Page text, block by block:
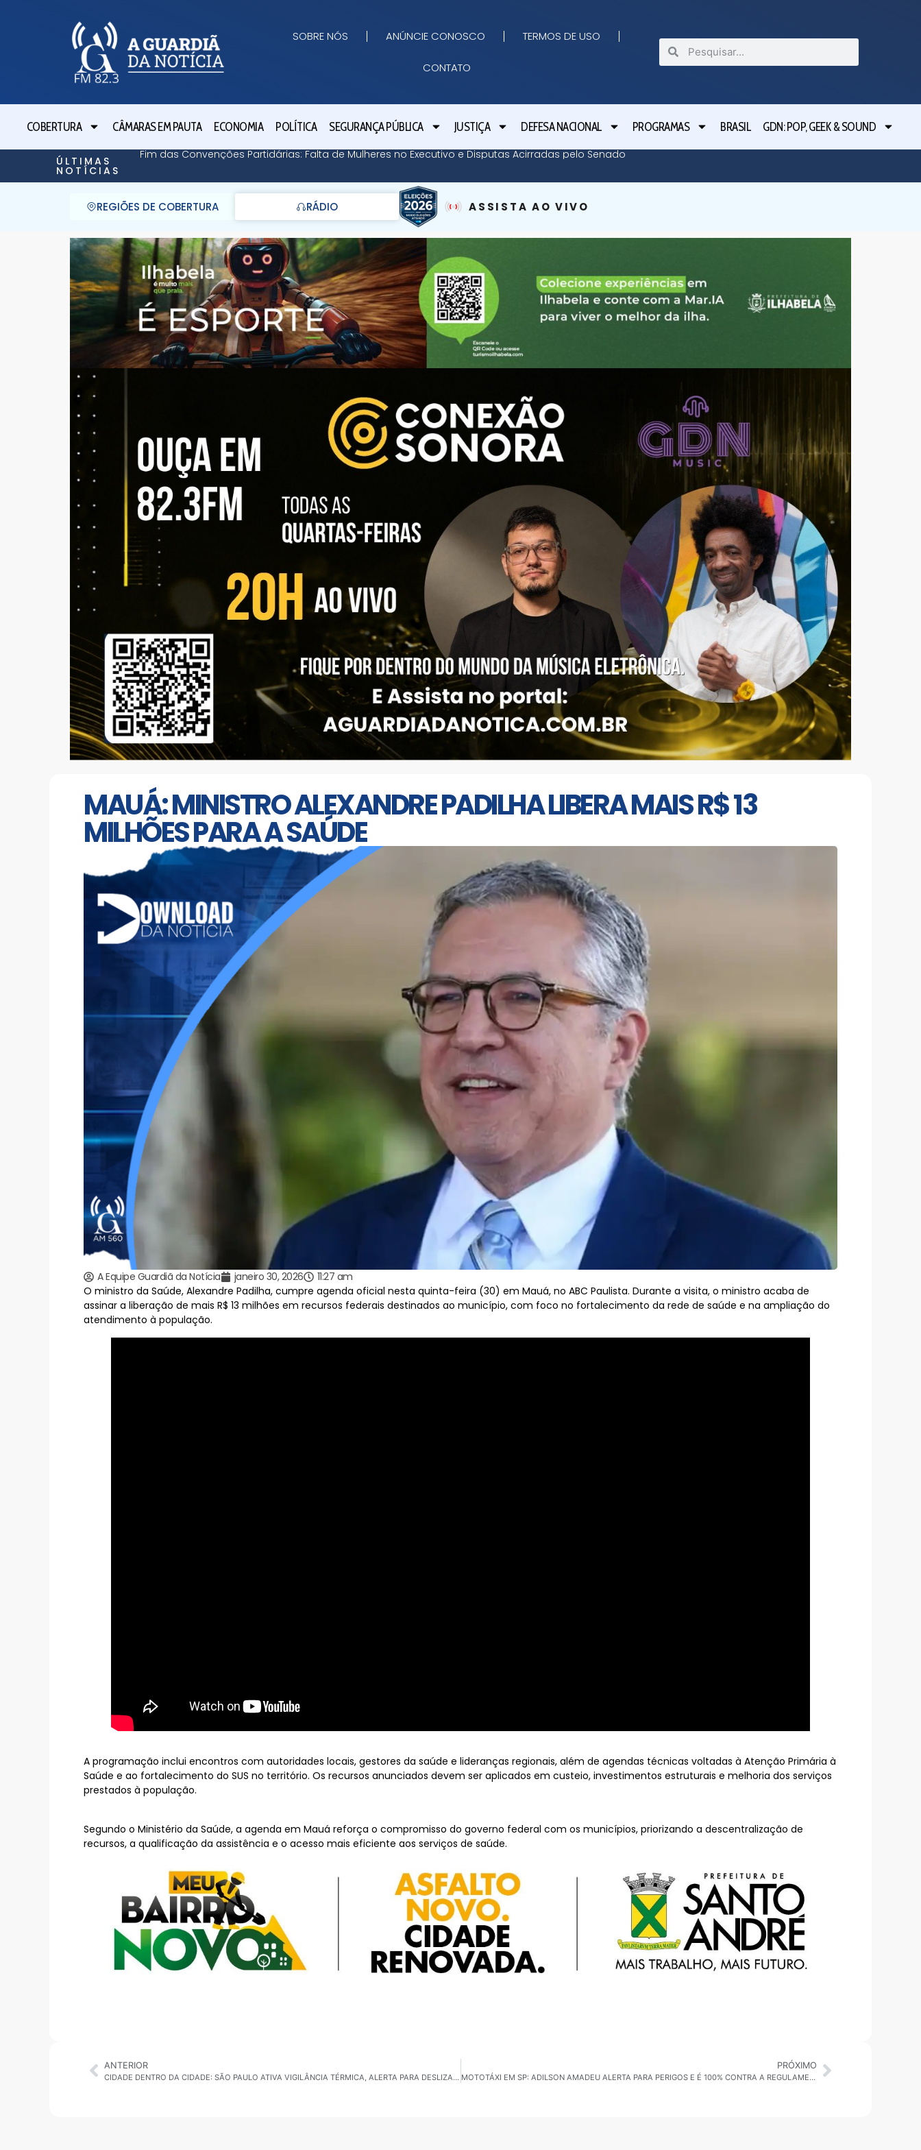
SOBRE NÓS ANÚNCIE CONOSCO TERMOS DE USO
CONTATO
COBERTURA CÂMARAS EM PAUTA ECONOMIA POLÍTICA SEGURANÇA PÚBLICA JUSTIÇA DEFESA NACIONAL PROGRAMAS BRASIL GDN: POP, GEEK & SOUND
ÚLTIMAS
NOTÍCIAS
Fim das Convenções Partidárias: Falta de Mulheres no Executivo e Disputas Acirradas pelo Senado
REGIÕES DE COBERTURA RÁDIO ASSISTA AO VIVO
MAUÁ: MINISTRO ALEXANDRE PADILHA LIBERA MAIS R$ 13
MILHÕES PARA A SAÚDE
A Equipe Guardiã da Notícia janeiro 30, 2026
11:27 am
O ministro da Saúde, Alexandre Padilha, cumpre agenda oficial nesta quinta-feira (30) em Mauá, no ABC Paulista. Durante a visita, o ministro acaba de
assinar a liberação de mais R$ 13 milhões em recursos federais destinados ao município, com foco no fortalecimento da rede de saúde e na ampliação do
atendimento à população.
A programação inclui encontros com autoridades locais, gestores da saúde e lideranças regionais, além de agendas técnicas voltadas à Atenção Primária à
Saúde e ao fortalecimento do SUS no território. Os recursos anunciados devem ser aplicados em custeio, investimentos estruturais e melhoria dos serviços
prestados à população.
Segundo o Ministério da Saúde, a agenda em Mauá reforça o compromisso do governo federal com os municípios, priorizando a descentralização de
recursos, a qualificação da assistência e o acesso mais eficiente aos serviços de saúde.
ANTERIOR
CIDADE DENTRO DA CIDADE: SÃO PAULO ATIVA VIGILÂNCIA TÉRMICA, ALERTA PARA DESLIZAMENTOS E VÊ CRISE NO PRÉ-CARNAVAL
PRÓXIMO
MOTOTÁXI EM SP: ADILSON AMADEU ALERTA PARA PERIGOS E É 100% CONTRA A REGULAMENTAÇÃO